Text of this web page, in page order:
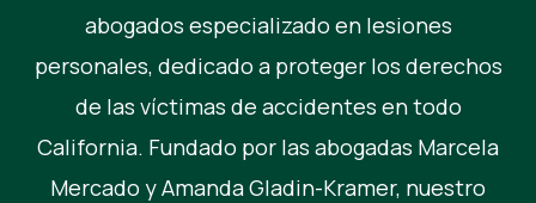
abogados especializado en lesiones
personales, dedicado a proteger los derechos
de las víctimas de accidentes en todo
California. Fundado por las abogadas Marcela
Mercado y Amanda Gladin-Kramer, nuestro